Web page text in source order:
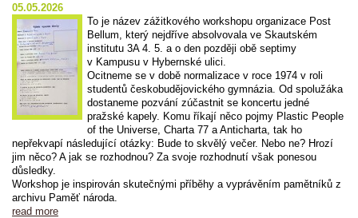
05.05.2026
To je název zážitkového workshopu organizace Post
Bellum, který nejdříve absolvovala ve Skautském
institutu 3A 4. 5. a o den později obě septimy
v Kampusu v Hybernské ulici.
Ocitneme se v době normalizace v roce 1974 v roli
studentů českobudějovického gymnázia. Od spolužáka
dostaneme pozvání zúčastnit se koncertu jedné
pražské kapely. Komu říkají něco pojmy Plastic People
of the Universe, Charta 77 a Anticharta, tak ho
nepřekvapí následující otázky: Bude to skvělý večer. Nebo ne? Hrozí
jim něco? A jak se rozhodnou? Za svoje rozhodnutí však ponesou
důsledky.
Workshop je inspirován skutečnými příběhy a vyprávěním pamětníků z
archivu Paměť národa.
read more